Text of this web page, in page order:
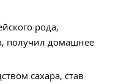
рода,
получил домашнее
сахара, став